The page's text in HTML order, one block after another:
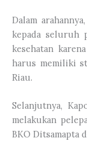
Dalam
kepada seluruh
kesehatan
harus memiliki
Riau.
Selanjutnya,
melakukan
BKO Ditsamapta